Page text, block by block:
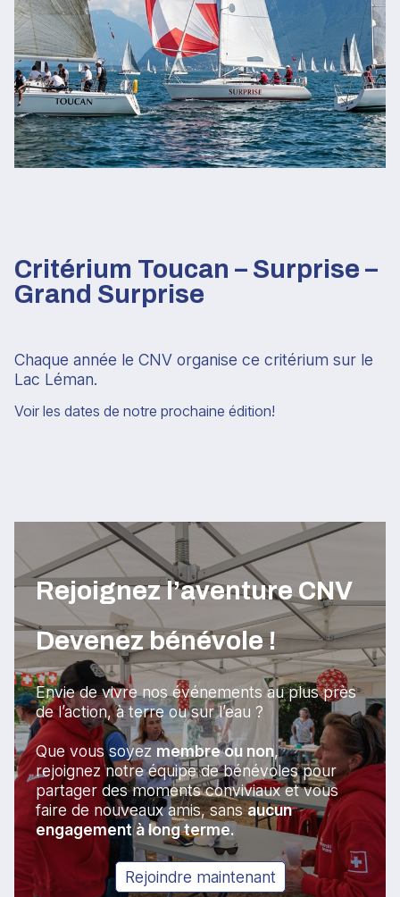
Critérium Toucan – Surprise –
Grand Surprise
Chaque année le CNV organise ce critérium sur le
Lac Léman.
Voir les dates de notre prochaine édition!
Rejoignez l’aventure CNV
Devenez bénévole !
Envie de vivre nos événements au plus près
de l’action, à terre ou sur l’eau ?
Que vous soyez membre ou non,
rejoignez notre équipe de bénévoles pour
partager des moments conviviaux et vous
faire de nouveaux amis, sansaucun
engagement à long terme.
Rejoindre maintenant